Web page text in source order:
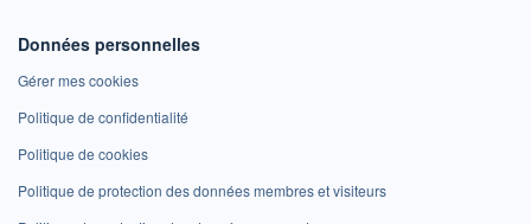
Données personnelles
Gérer mes cookies
Politique de confidentialité
Politique de cookies
Politique de protection des données membres et visiteurs